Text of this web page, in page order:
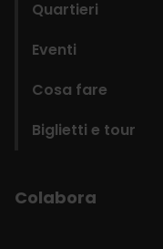
Quartieri
Eventi
Cosa fare
Biglietti e tour
Colabora